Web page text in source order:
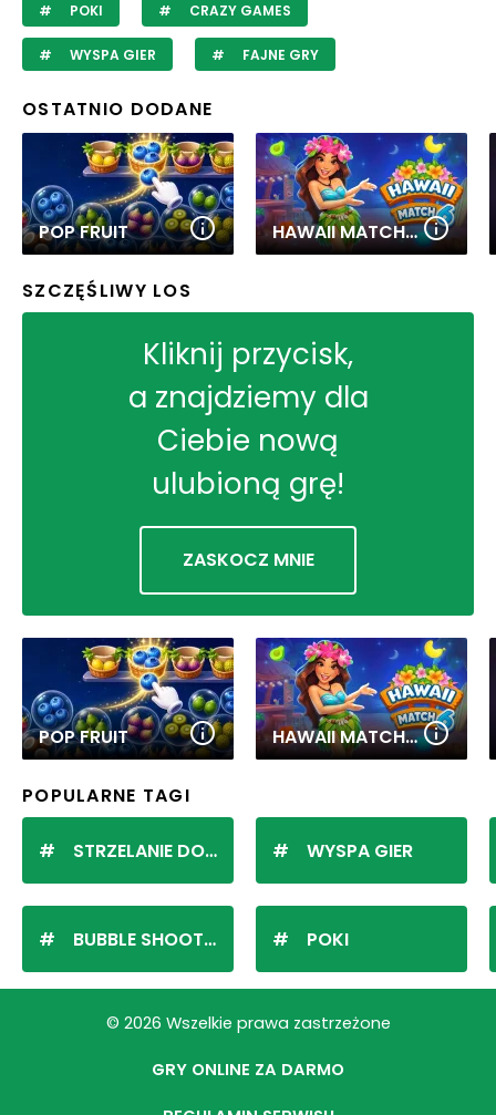
POKI CRAZY GAMES
WYSPA GIER FAJNE GRY
OSTATNIO DODANE
POP FRUIT HAWAII MATCH 6
SZCZĘŚLIWY LOS
Kliknij przycisk,
a znajdziemy dla
Ciebie nową
ulubioną grę!
ZASKOCZ MNIE
POP FRUIT HAWAII MATCH 6
POPULARNE TAGI
STRZELANIE DO KULEK
BUBBLE SHOOTER
WYSPA GIER
POKI
© 2026 Wszelkie prawa zastrzeżone
GRY ONLINE ZA DARMO